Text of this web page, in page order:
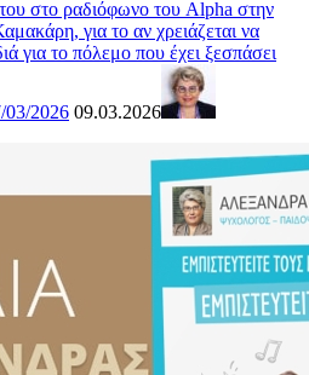
στο ραδιόφωνο του Alpha στην
για το αν χρειάζεται να
για το πόλεμο που έχει ξεσπάσει
03/2026 09.03.2026